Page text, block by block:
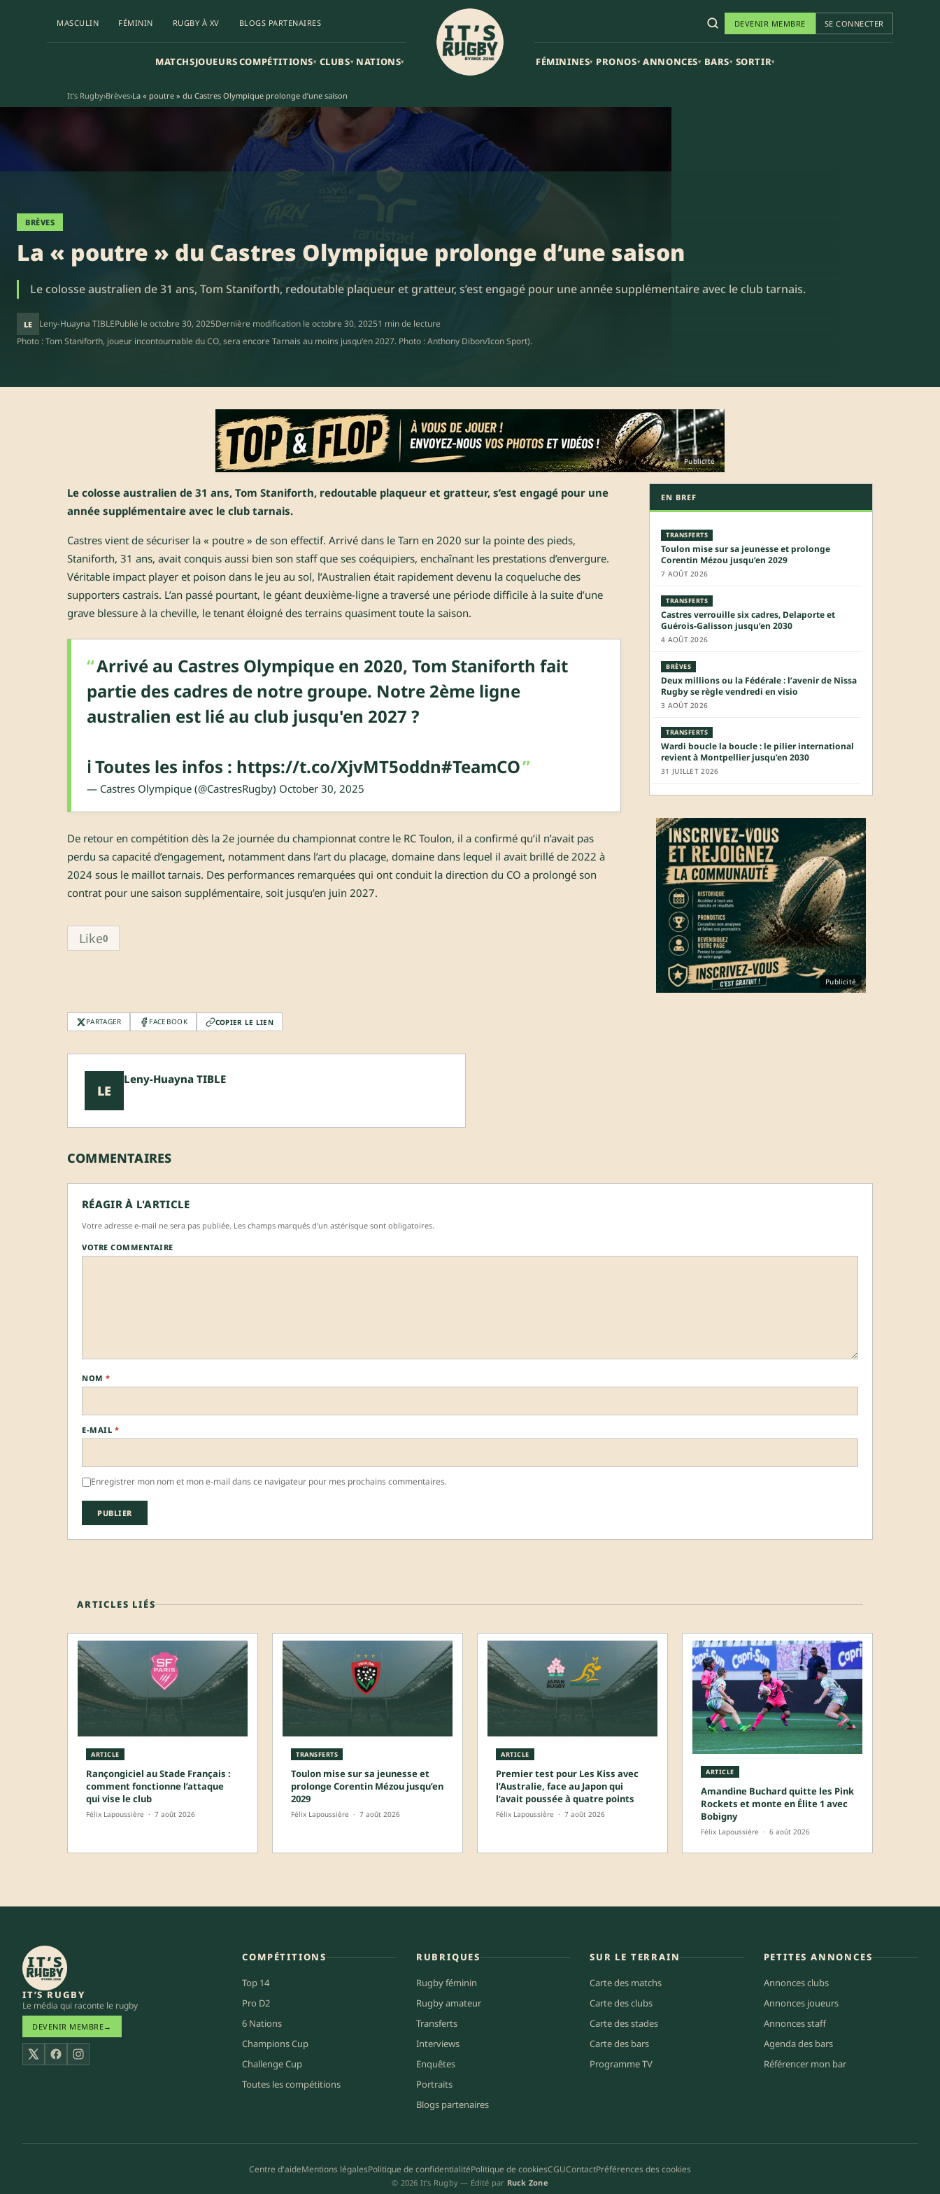
MASCULIN FÉMININ RUGBY À XV BLOGS PARTENAIRES
MATCHSJOUEURSCOMPÉTITIONS▾ CLUBS▾ NATIONS▾
DEVENIR MEMBRE SE CONNECTER
FÉMININES▾ PRONOS▾ ANNONCES▾ BARS▾ SORTIR▾
It's Rugby›Brèves›La « poutre » du Castres Olympique prolonge d’une saison
BRÈVES
La « poutre » du Castres Olympique prolonge d’une saison
Le colosse australien de 31 ans, Tom Staniforth, redoutable plaqueur et gratteur, s’est engagé pour une année supplémentaire avec le club tarnais.
LE Leny-Huayna TIBLEPublié le octobre 30, 2025Dernière modification le octobre 30, 20251 min de lecture
Photo : Tom Staniforth, joueur incontournable du CO, sera encore Tarnais au moins jusqu'en 2027. Photo : Anthony Dibon/Icon Sport).
Publicité
Le colosse australien de 31 ans, Tom Staniforth, redoutable plaqueur et gratteur, s’est engagé pour une
année supplémentaire avec le club tarnais.
Castres vient de sécuriser la « poutre » de son effectif. Arrivé dans le Tarn en 2020 sur la pointe des pieds,
Staniforth, 31 ans, avait conquis aussi bien son staff que ses coéquipiers, enchaînant les prestations d’envergure.
Véritable impact player et poison dans le jeu au sol, l’Australien était rapidement devenu la coqueluche des
supporters castrais. L’an passé pourtant, le géant deuxième-ligne a traversé une période difficile à la suite d’une
grave blessure à la cheville, le tenant éloigné des terrains quasiment toute la saison.
Arrivé au Castres Olympique en 2020, Tom Staniforth fait
partie des cadres de notre groupe. Notre 2ème ligne
australien est lié au club jusqu'en 2027 ?
ℹ️ Toutes les infos : https://t.co/XjvMT5oddn#TeamCO
— Castres Olympique (@CastresRugby) October 30, 2025
De retour en compétition dès la 2e journée du championnat contre le RC Toulon, il a confirmé qu’il n’avait pas
perdu sa capacité d’engagement, notamment dans l’art du placage, domaine dans lequel il avait brillé de 2022 à
2024 sous le maillot tarnais. Des performances remarquées qui ont conduit la direction du CO a prolongé son
contrat pour une saison supplémentaire, soit jusqu’en juin 2027.
Like0
EN BREF
TRANSFERTS
Toulon mise sur sa jeunesse et prolonge
Corentin Mézou jusqu’en 2029
7 AOÛT 2026
TRANSFERTS
Castres verrouille six cadres, Delaporte et
Guérois-Galisson jusqu’en 2030
4 AOÛT 2026
BRÈVES
Deux millions ou la Fédérale : l’avenir de Nissa
Rugby se règle vendredi en visio
3 AOÛT 2026
TRANSFERTS
Wardi boucle la boucle : le pilier international
revient à Montpellier jusqu’en 2030
31 JUILLET 2026
Publicité
PARTAGER FACEBOOK COPIER LE LIEN
LE
Leny-Huayna TIBLE
COMMENTAIRES
RÉAGIR À L'ARTICLE
Votre adresse e-mail ne sera pas publiée. Les champs marqués d'un astérisque sont obligatoires.
VOTRE COMMENTAIRE
NOM *
E-MAIL *
Enregistrer mon nom et mon e-mail dans ce navigateur pour mes prochains commentaires.
ARTICLES LIÉS
ARTICLE
Rançongiciel au Stade Français :
comment fonctionne l’attaque
qui vise le club
Félix Lapoussière · 7 août 2026
TRANSFERTS
Toulon mise sur sa jeunesse et
prolonge Corentin Mézou jusqu’en
2029
Félix Lapoussière · 7 août 2026
ARTICLE
Premier test pour Les Kiss avec
l’Australie, face au Japon qui
l’avait poussée à quatre points
Félix Lapoussière · 7 août 2026
ARTICLE
Amandine Buchard quitte les Pink
Rockets et monte en Élite 1 avec
Bobigny
Félix Lapoussière · 6 août 2026
IT’S RUGBY
Le média qui raconte le rugby
DEVENIR MEMBRE→
X FacebookInstagram
COMPÉTITIONS
Top 14
Pro D2
6 Nations
Champions Cup
Challenge Cup
Toutes les compétitions
RUBRIQUES
Rugby féminin
Rugby amateur
Transferts
Interviews
Enquêtes
Portraits
Blogs partenaires
SUR LE TERRAIN
Carte des matchs
Carte des clubs
Carte des stades
Carte des bars
Programme TV
PETITES ANNONCES
Annonces clubs
Annonces joueurs
Annonces staff
Agenda des bars
Référencer mon bar
Centre d'aideMentions légalesPolitique de confidentialitéPolitique de cookiesCGUContactPréférences des cookies
© 2026 It’s Rugby — Édité par Ruck Zone